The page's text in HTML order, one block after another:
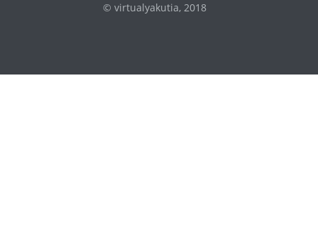
© virtualyakutia, 2018